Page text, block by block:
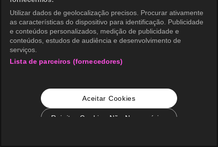
Utilizar dados de geolocalização precisos. Procurar ativamente
as características do dispositivo para identificação. Publicidade
e conteúdos personalizados, medição de publicidade e
conteúdos, estudos de audiência e desenvolvimento de
serviços.
Lista de parceiros (fornecedores)
Aceitar Cookies
Rejeitar Cookies Não Necessários